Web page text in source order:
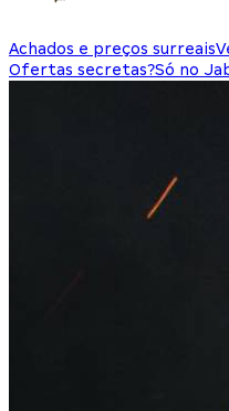
Achados e preços surreais
Ofertas secretas?Só no